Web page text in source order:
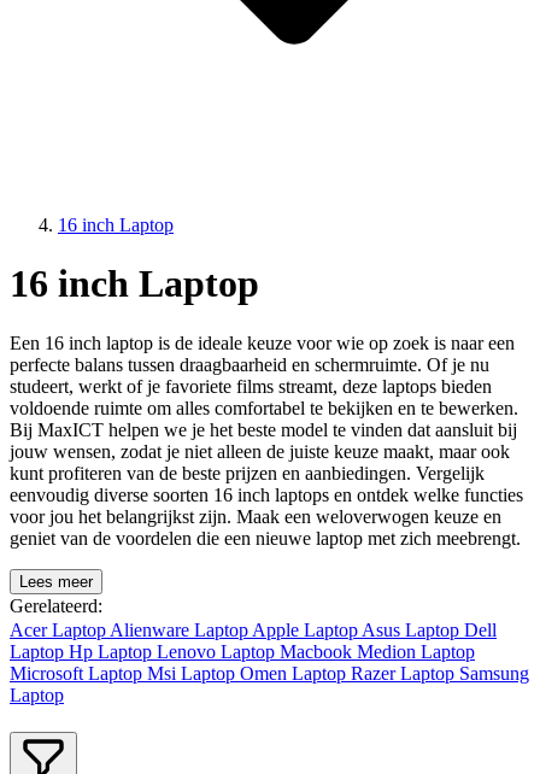
16 inch Laptop
16 inch Laptop
Een 16 inch laptop is de ideale keuze voor wie op zoek is naar een
perfecte balans tussen draagbaarheid en schermruimte. Of je nu
studeert, werkt of je favoriete films streamt, deze laptops bieden
voldoende ruimte om alles comfortabel te bekijken en te bewerken.
Bij MaxICT helpen we je het beste model te vinden dat aansluit bij
jouw wensen, zodat je niet alleen de juiste keuze maakt, maar ook
kunt profiteren van de beste prijzen en aanbiedingen. Vergelijk
eenvoudig diverse soorten 16 inch laptops en ontdek welke functies
voor jou het belangrijkst zijn. Maak een weloverwogen keuze en
geniet van de voordelen die een nieuwe laptop met zich meebrengt.
Lees meer
Gerelateerd:
Acer Laptop Alienware Laptop Apple Laptop Asus Laptop Dell
Laptop Hp Laptop Lenovo Laptop Macbook Medion Laptop
Microsoft Laptop Msi Laptop Omen Laptop Razer Laptop Samsung
Laptop